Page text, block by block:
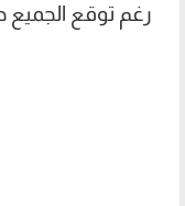
رغم توقع